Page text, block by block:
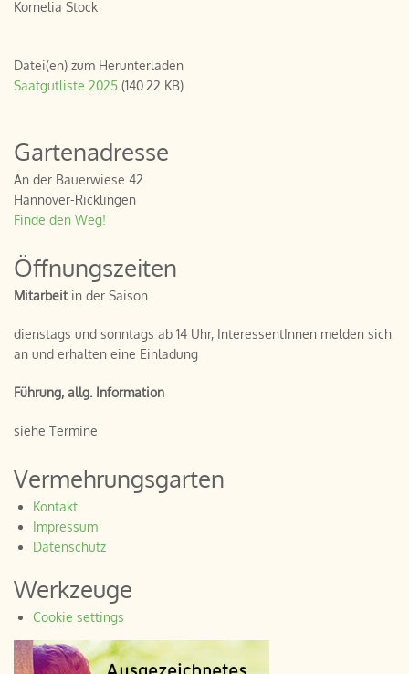
Kornelia Stock
Datei(en) zum Herunterladen
Saatgutliste 2025 (140.22 KB)
Gartenadresse
An der Bauerwiese 42
Hannover-Ricklingen
Finde den Weg!
Öffnungszeiten
Mitarbeit in der Saison
dienstags und sonntags ab 14 Uhr, InteressentInnen melden sich
an und erhalten eine Einladung
Führung, allg. Information
siehe Termine
Vermehrungsgarten
Kontakt
Impressum
Datenschutz
Werkzeuge
Cookie settings